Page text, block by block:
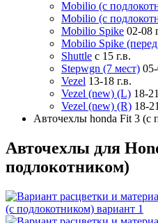
Mobilio (с
Mobilio (с
Mobilio Spike 02-08
Mobilio Spike
Shuttle с 15 г.в.
Stepwgn (7 мест)
Vezel 13-18 г.в.
Vezel (new) (L) 18-
Vezel (new) (R) 18-
Авточехлы honda Fit 3 (с
Авточехлы для
подлокотником)